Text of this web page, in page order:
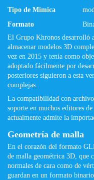
Tipo de Mimica
Formato
El Grupo Khronos desarrolló
almacenar modelos 3D
vez en 2015 y tenía como
adoptado fácilmente por
posteriores siguieron a esta
complejas.
La compatibilidad con
soporte en muchos editores
actualmente admite la
Geometría de malla
En el corazón del formato
de malla geométrica 3D, que
normales de cara como de
guardan en un formato